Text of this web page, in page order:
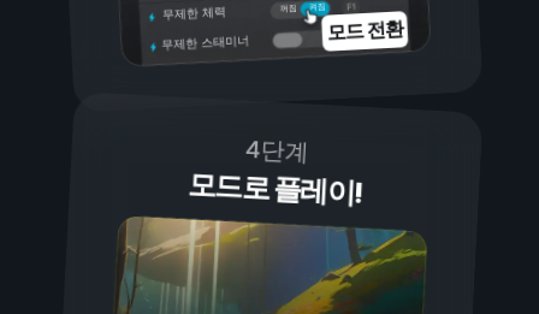
켜짐
꺼짐
무제한 체력
무제한 스태미너 모드 전환
4단계
모드로 플레이!